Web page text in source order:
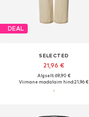
DEAL
SELECTED
21,96 €
Algselt: 69,90 €
Viimane madalaim hind:21,96 €